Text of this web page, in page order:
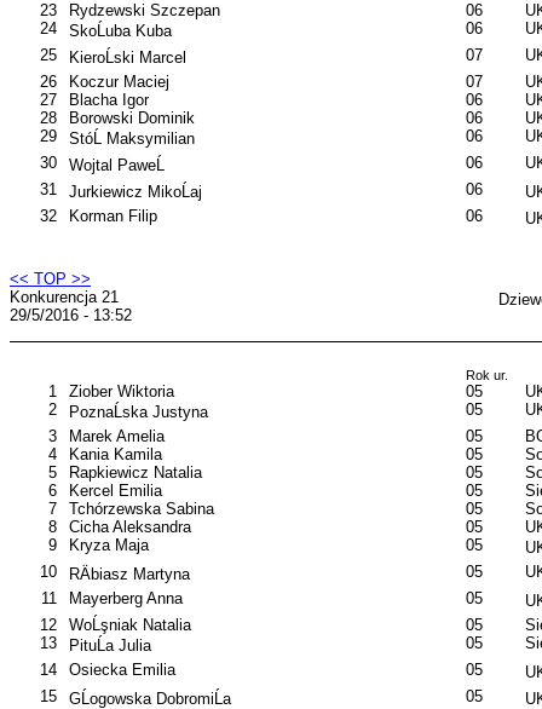
23
Rydzewski Szczepan 06
24
SkoĹuba Kuba 06
25
KieroĹski Marcel 07
26
Koczur Maciej 07
27
Blacha Igor 06
28
Borowski Dominik 06
29
StóĹ Maksymilian 06
30
Wojtal PaweĹ 06
31
Jurkiewicz MikoĹaj 06
32
Korman Filip 06
<< TOP >>
Konkurencja 21
29/5/2016 - 13:52
Rok ur.
1 Ziober Wiktoria 05
2
PoznaĹska Justyna 05
3
Marek Amelia 05
4
Kania Kamila 05
5
Rapkiewicz Natalia 05
6
Kercel Emilia 05
7
Tchórzewska Sabina 05
8
Cicha Aleksandra 05
9
Kryza Maja 05
10
RÄbiasz Martyna 05
11
Mayerberg Anna 05
12
WoĹşniak Natalia 05
13
PituĹa Julia 05
14
Osiecka Emilia 05
15
GĹogowska DobromiĹa 05